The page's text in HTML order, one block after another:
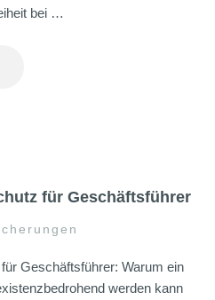
bei …
für Geschäftsführer
Geschäftsführer: Warum ein
werden kann